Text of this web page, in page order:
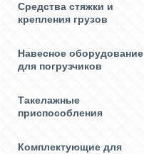
Средства стяжки и
крепления грузов
Навесное оборудование
для погрузчиков
Такелажные
приспособления
Комплектующие для